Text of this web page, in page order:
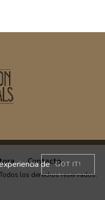
Contacto
los derechos reservados.
GOT IT!
de